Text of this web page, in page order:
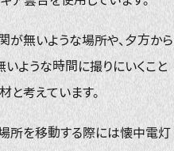
が無いような場所や、夕方から
ような時間に撮りにいくこと
と考えています。
所を移動する際には懐中電灯